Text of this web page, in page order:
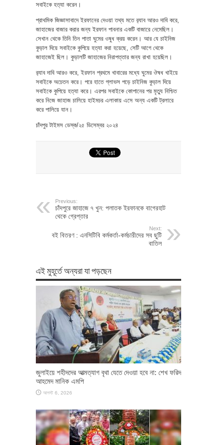
সবাইকে হত্যা করেন।
প্রাথমিক জিজ্ঞাসাবাদে ইরফানের দেওয়া তথ্য মতে র‌্যাব আরও দাবি করে,
জাহাজের বাজার করার জন্য ইরফান পাবনার একটি বাজারে নেমেছিল।
সেখান থেকে তিনি তিন পাতা ঘুমের ওষুধ ক্রয় করেন। আর যে চাইনিজ
কুড়াল দিয়ে সবাইকে কুপিয়ে হত্যা করা হয়েছে, সেটি আগে থেকে
জাহাজেই ছিল। কুড়ালটি জাহাজের নিরাপত্তার জন্য রাখা হয়েছিল।
র‌্যাব দাবি আরও করে, ইরফান প্রথমে খাবারের মধ্যে ঘুমের ঔষধ খাইয়ে
সবাইকে অচেতন করে। পরে হাতে গ্লাভস পড়ে চাইনিজ কুড়াল দিয়ে
সবাইকে কুপিয়ে হত্যা করে। এরপর সবাইকে কোপানের পর মৃত্যু নিশ্চিত
করে নিজে জাহাজ চালিয়ে হাইমচর এলাকায় এসে অন্য একটি ট্রলারে
করে পালিয়ে যান।
চাঁদপুর টাইমস ডেস্ক/২৫ ডিসেম্বর ২০২৪
Previous:
চাঁদপুরে জাহাজে ৭ খুন: পলাতক ইরফানকে বাগেরহাট
থেকে গ্রেপ্তার
Next:
বই বিতরণ : এনসিটিবি কর্মকর্তা-কর্মচারীদের সব ছুটি
বাতিল
এই মুহূর্তে অন্যরা যা পড়ছেন
জুলাইয়ে শহীদদের আত্মত্যাগ বৃথা যেতে দেওয়া হবে না: শেখ ফরিদ
আহমেদ মানিক এমপি
আগস্ট 6, 2026